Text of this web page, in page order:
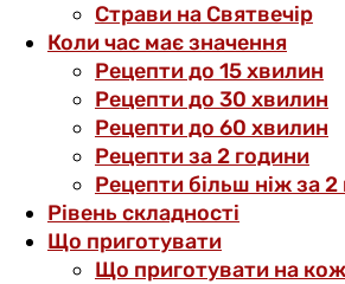
Страви на Святвечір
Коли час має значення
Рецепти до 15 хвилин
Рецепти до 30 хвилин
Рецепти до 60 хвилин
Рецепти за 2 години
Рецепти більш ніж за 2
Рівень складності
Що приготувати
Що приготувати на